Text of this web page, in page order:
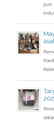
pun